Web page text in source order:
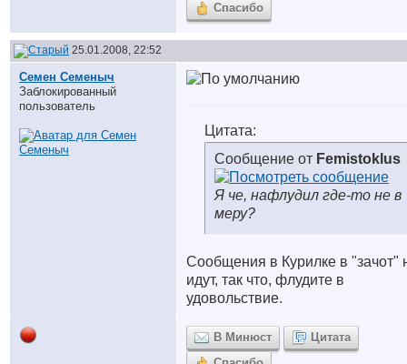
Спасибо
25.01.2008, 22:52
Семен Семеныч
Заблокированный
пользователь
Цитата:
Сообщение от Femistoklus
Я че, нафлудил где-то не в
меру?
Сообщения в Курилке в "зачот"
идут, так что, флудите в
удовольствие.
В Минюст
Цитата